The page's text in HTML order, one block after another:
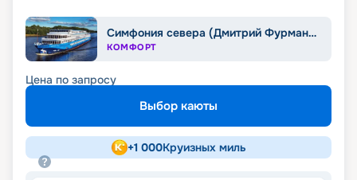
Симфония севера (Дмитрий Фурманов)
КОМФОРТ
Цена по запросу
Выбор каюты
+1 000Круизных миль